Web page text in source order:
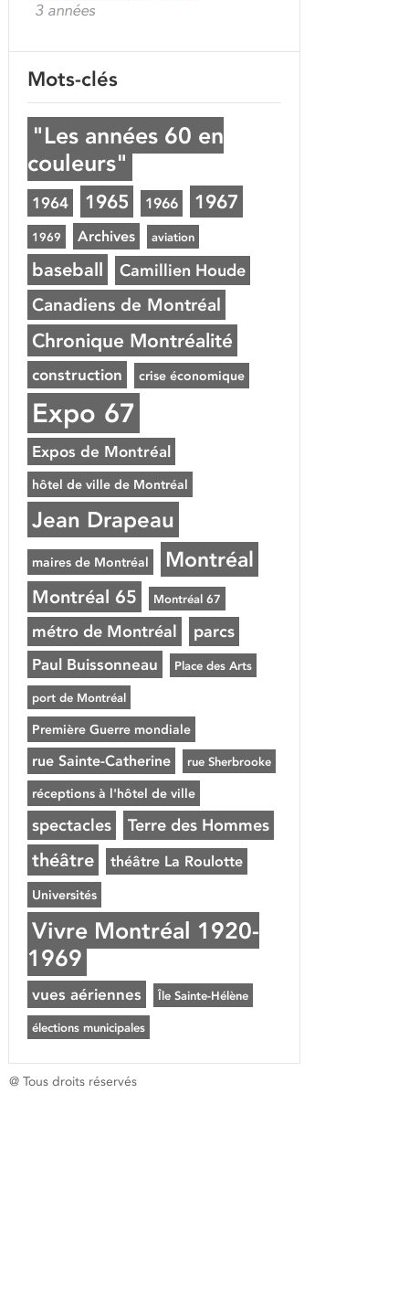
3 années
Mots-clés
"Les années 60 en
couleurs"
1964 1965 1966 1967
1969 Archives aviation
baseball Camillien Houde
Canadiens de Montréal
Chronique Montréalité
construction crise économique
Expo 67
Expos de Montréal
hôtel de ville de Montréal
Jean Drapeau
maires de Montréal Montréal
Montréal 65 Montréal 67
métro de Montréal parcs
Paul Buissonneau Place des Arts
port de Montréal
Première Guerre mondiale
rue Sainte-Catherine rue Sherbrooke
réceptions à l'hôtel de ville
spectacles Terre des Hommes
théâtre théâtre La Roulotte
Universités
Vivre Montréal 1920-
1969
vues aériennes Île Sainte-Hélène
élections municipales
@ Tous droits réservés